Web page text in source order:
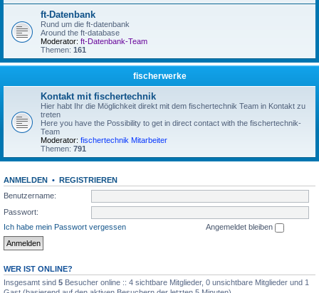
ft-Datenbank
Rund um die ft-datenbank
Around the ft-database
Moderator: ft-Datenbank-Team
Themen: 161
fischerwerke
Kontakt mit fischertechnik
Hier habt Ihr die Möglichkeit direkt mit dem fischertechnik Team in Kontakt zu
treten
Here you have the Possibility to get in direct contact with the fischertechnik-
Team
Moderator: fischertechnik Mitarbeiter
Themen: 791
ANMELDEN • REGISTRIEREN
Benutzername:
Passwort:
Ich habe mein Passwort vergessen
Angemeldet bleiben
WER IST ONLINE?
Insgesamt sind 5 Besucher online :: 4 sichtbare Mitglieder, 0 unsichtbare Mitglieder und 1